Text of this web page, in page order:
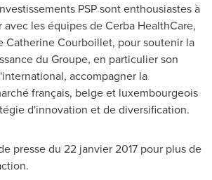
PSP sont enthousiastes à
les équipes de Cerba HealthCare,
Catherine Courboillet, pour soutenir la
du Groupe, en particulier son
accompagner la
français, belge et luxembourgeois
d'innovation et de diversification.
presse du 22 janvier 2017 pour plus de